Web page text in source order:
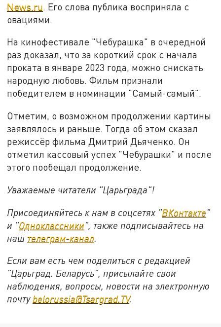
News.ru. Его слова публика восприняла с
овациями.
На кинофестивале "Чебурашка" в очередной
раз доказал, что за короткий срок с начала
проката в январе 2023 года, можно снискать
народную любовь. Фильм признали
победителем в номинации "Самый-самый".
Отметим, о возможном продолжении картины
заявлялось и раньше. Тогда об этом сказал
режиссёр фильма Дмитрий Дьяченко. Он
отметил кассовый успех "Чебурашки" и после
этого пообещал продолжение.
Уважаемые читатели "Царьграда"!
Присоединяйтесь к нам в соцсетях "ВКонтакте"
и "Одноклассники", также подписывайтесь на
наш телеграм-канал
Если вам есть чем поделиться с редакцией
"Царьград. Беларусь", присылайте свои
наблюдения, вопросы, новости на электронную
почту belorussia@Tsargrad.TV.